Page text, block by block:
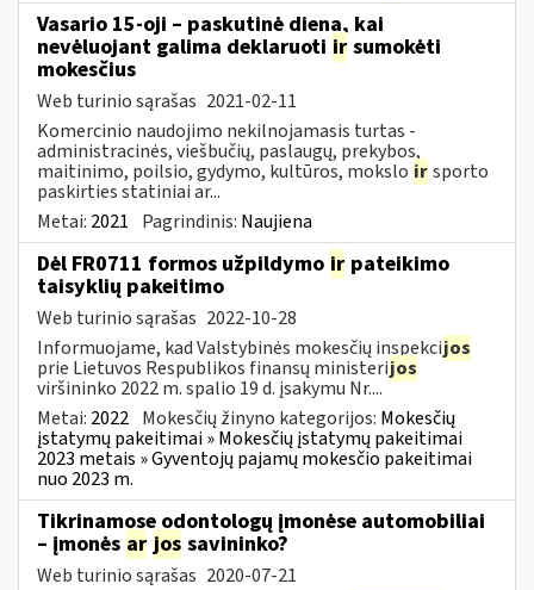
Vasario 15-oji – paskutinė diena, kai
nevėluojant galima deklaruoti ir sumokėti
mokesčius
Web turinio sąrašas 2021-02-11
Komercinio naudojimo nekilnojamasis turtas -
administracinės, viešbučių, paslaugų, prekybos,
maitinimo, poilsio, gydymo, kultūros, mokslo irsporto
paskirties statiniai ar...
Metai: 2021 Pagrindinis: Naujiena
Dėl FR0711 formos užpildymo ir pateikimo
taisyklių pakeitimo
Web turinio sąrašas 2022-10-28
Informuojame, kad Valstybinės mokesčių inspekcijos
prie Lietuvos Respublikos finansų ministerijos
viršininko 2022 m. spalio 19 d. įsakymu Nr....
Metai: 2022 Mokesčių žinyno kategorijos: Mokesčių
įstatymų pakeitimai » Mokesčių įstatymų pakeitimai
2023 metais » Gyventojų pajamų mokesčio pakeitimai
nuo 2023 m.
Tikrinamose odontologų įmonėse automobiliai
– įmonės ar jos savininko?
Web turinio sąrašas 2020-07-21